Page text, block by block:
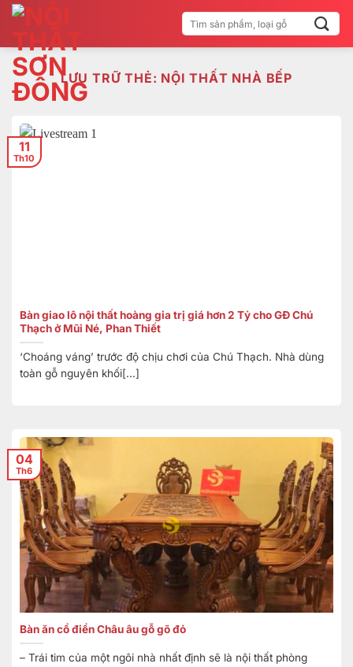
Bỏ
qua
nội
dung
Tìm
kiếm:
LƯU TRỮ THẺ: NỘI THẤT NHÀ BẾP
Bàn giao lô nội thất hoàng gia trị giá hơn 2 Tỷ cho GĐ Chú
Thạch ở Mũi Né, Phan Thiết
‘Choáng váng’ trước độ chịu chơi của Chú Thạch. Nhà dùng
toàn gỗ nguyên khối[...]
11
Th10
Bàn ăn cổ điển Châu âu gỗ gõ đỏ
– Trái tim của một ngôi nhà nhất định sẽ là nội thất phòng
04
Th6